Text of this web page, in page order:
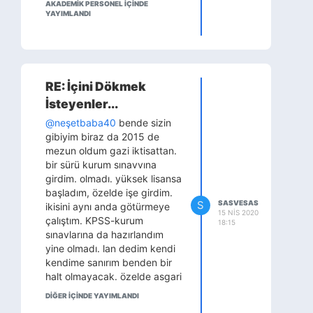
devam ediyordu . Tam ümit
geliyordu . Sabrımın ümidimin
bittiği bir andı çünkü iş
yerindeki herkes yürüyen
tanrıcıktı . Mutlu değildim iş
yerinde . Her hangi bir özelliği
olmayan tipler benden üst
pozisyonda ve fazla maaş
alıyordu. Olsun diyordum
avukat olucam 2 sene ye
bitecek hukuk (adalet
bitirmiştim lisans da) . Yine
ağır bunalıma giriyordum
derken çok istediğim
araştırma görevliliği oldu.
Kazandım gittim şimdi
Anadolu da bir şehirde evde
tek başıma yazıyorum.
AKADEMİK PERSONEL IÇINDE
YAYIMLANDI
RE: İçini Dökmek
İsteyenler...
@neşetbaba40 bende sizin
gibiyim biraz da 2015 de
mezun oldum gazi iktisattan.
bir sürü kurum sınavvına
girdim. olmadı. yüksek lisansa
başladım, özelde işe girdim.
ikisini aynı anda götürmeye
çalıştım. KPSS-kurum
sınavlarına da hazırlandım
yine olmadı. lan dedim kendi
kendime sanırım benden bir
halt olmayacak. özelde asgari
ücretin 200tl fazlasını
alıyordum
DİĞER IÇINDE YAYIMLANDI
S
SASVESAS
15 NIS 2020
18:15